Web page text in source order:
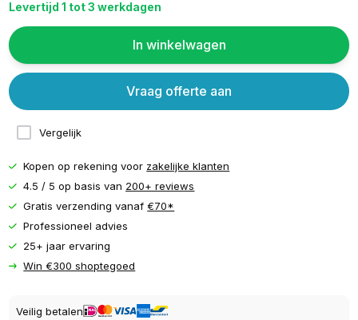
Levertijd 1 tot 3 werkdagen
In winkelwagen
Vergelijk
Vraag offerte aan
Kopen op rekening voor zakelijke klanten
4.5 / 5 op basis van 200+ reviews
Gratis verzending vanaf€70*
Professioneel advies
25+ jaar ervaring
Win €300 shoptegoed
Veilig betalen